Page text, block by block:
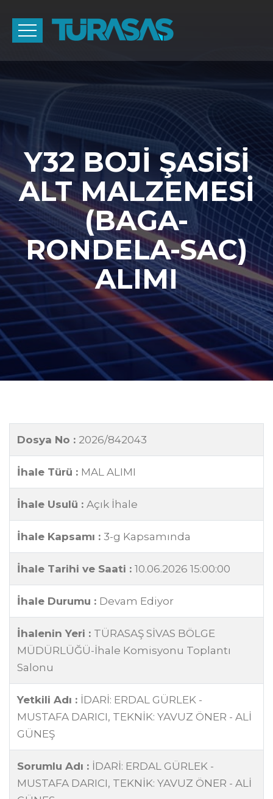
Y32 BOJİ ŞASİSİ
ALT MALZEMESİ
(BAGA-
RONDELA-SAC)
ALIMI
Dosya No : 2026/842043
İhale Türü : MAL ALIMI
İhale Usulü : Açık İhale
İhale Kapsamı : 3-g Kapsamında
İhale Tarihi ve Saati : 10.06.2026 15:00:00
İhale Durumu : Devam Ediyor
İhalenin Yeri : TÜRASAŞ SİVAS BÖLGE
MÜDÜRLÜĞÜ-İhale Komisyonu Toplantı
Salonu
Yetkili Adı : İDARİ: ERDAL GÜRLEK -
MUSTAFA DARICI, TEKNİK: YAVUZ ÖNER - ALİ
GÜNEŞ
Sorumlu Adı : İDARİ: ERDAL GÜRLEK -
MUSTAFA DARICI, TEKNİK: YAVUZ ÖNER - ALİ